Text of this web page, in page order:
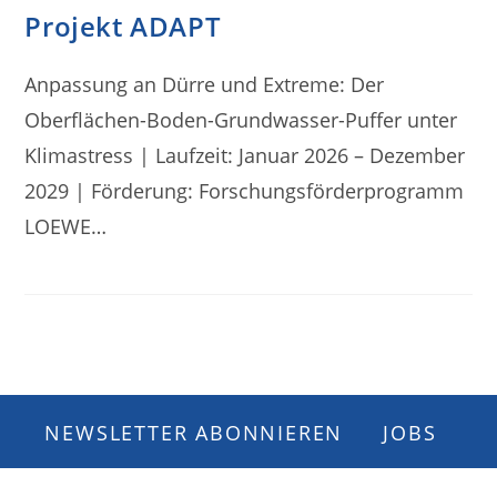
Projekt ADAPT
Anpassung an Dürre und Extreme: Der
Oberflächen-Boden-Grundwasser-Puffer unter
Klimastress | Laufzeit: Januar 2026 – Dezember
2029 | Förderung: Forschungsförderprogramm
LOEWE…
NEWSLETTER ABONNIEREN JOBS